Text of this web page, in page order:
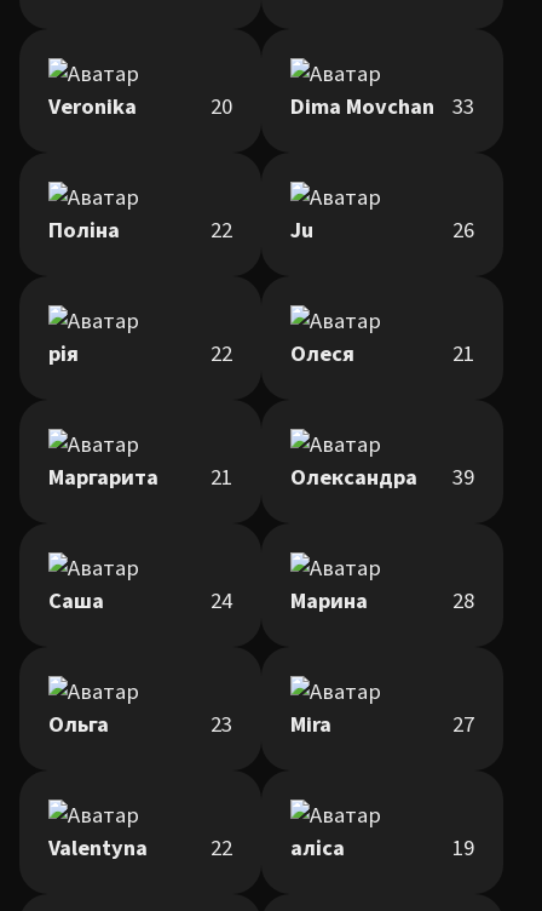
Veronika 20 Dima Movchan 33
Поліна 22 Ju 26
рія 22 Олеся 21
Маргарита 21 Олександра 39
Саша 24 Марина 28
Ольга 23 Mira 27
Valentyna 22 аліса 19